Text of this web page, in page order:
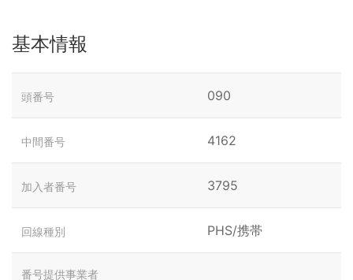
基本情報
頭番号 090
中間番号 4162
加入者番号 3795
回線種別 PHS/携帯
番号提供事業者